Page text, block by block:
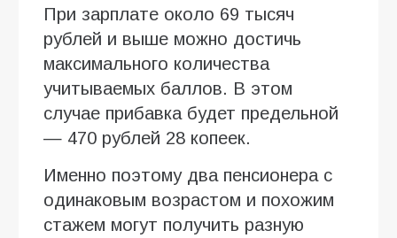
При зарплате около 69 тысяч
рублей и выше можно достичь
максимального количества
учитываемых баллов. В этом
случае прибавка будет предельной
— 470 рублей 28 копеек.
Именно поэтому два пенсионера с
одинаковым возрастом и похожим
стажем могут получить разную